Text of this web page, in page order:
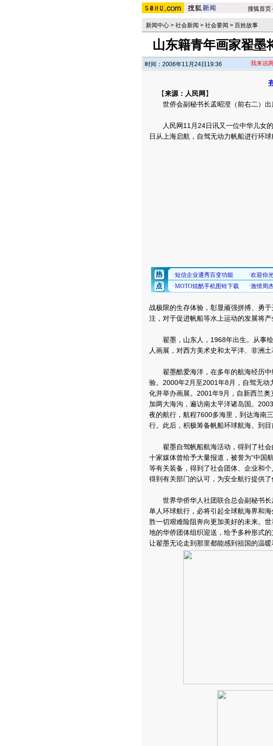
搜狐首页
新闻中心 > 社会新闻 > 社会要闻 > 百姓故事
山东籍青年画家翟墨
时间：2006年11月24日19:36 我来说
【来源：人民网 】
世侨会副秘书长孟昭澄（前右二）出
人民网11月24日讯又一位中华儿女的
日从上海启航，自驾无动力帆船进行环球
战极限的生存体验，彰显顽强拼搏、勇
注，对于促进帆船等水上运动的发展将产
翟墨，山东人，1968年出生。从事绘
人画展，对西方美术史和太平洋、非洲土
翟墨酷爱海洋，在多年的航海经历中
验。2000年2月至2001年8月，自驾无动
化并举办画展。2001年9月，自新西兰
加两大海沟，遍访南太平洋诸岛国。
夜的航行，航程7600多海里，到达海南
行。此后，积极筹备帆船环球航海。到
翟墨自驾帆船航海活动，得到了社会
十家媒体曾给予大量报道，被誉为“中国
等有关装备，得到了社会团体、企业和
得到有关部门的认可，为安全航行提供了
世界华侨华人社团联合总会副秘书长
单人环球航行，必将引起全球航海界和
胜一切艰难险阻奔向更加美好的未来。
地的华侨团体组织迎送，给予多种形式
让翟墨无论走到那里都能感到祖国的温暖